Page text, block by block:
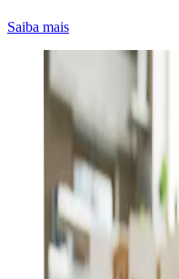
Saiba mais